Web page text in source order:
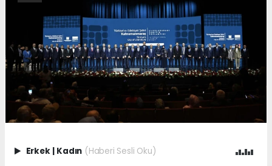
Erkek | Kadın (Haberi Sesli Oku)